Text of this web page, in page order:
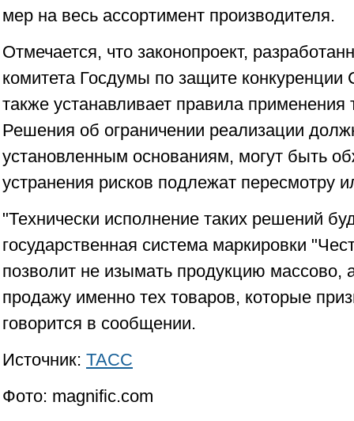
мер на весь ассортимент производителя.
Отмечается, что законопроект,
комитета Госдумы по защите конкуренции
также устанавливает правила применения
Решения об ограничении реализации
установленным основаниям, могут быть
устранения рисков подлежат пересмотру
"Технически исполнение таких решений
государственная система маркировки
позволит не изымать продукцию массово,
продажу именно тех товаров, которые
говорится в сообщении.
Источник: ТАСС
Фото: magnific.com